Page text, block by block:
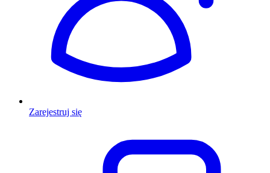
Zarejestruj się